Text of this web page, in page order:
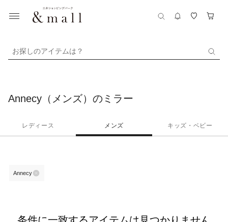
お探しのアイテムは？
Annecy（メンズ）のミラー
レディース メンズ キッズ・ベビー
Annecy